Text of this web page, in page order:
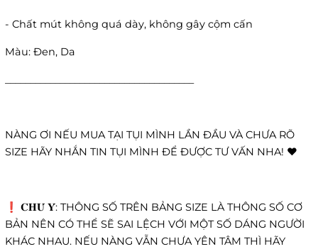
- Chất mút không quá dày, không gây cộm cấn
Màu: Đen, Da
NÀNG ƠI NẾU MUA TẠI TỤI MÌNH LẦN ĐẦU VÀ CHƯA RÕ
SIZE HÃY NHẮN TIN TỤI MÌNH ĐỂ ĐƯỢC TƯ VẤN NHA! ❤️
❗️ 𝐂𝐇𝐔́ 𝐘́: THÔNG SỐ TRÊN BẢNG SIZE LÀ THÔNG SỐ CƠ
BẢN NÊN CÓ THỂ SẼ SAI LỆCH VỚI MỘT SỐ DÁNG NGƯỜI
KHÁC NHAU. NẾU NÀNG VẪN CHƯA YÊN TÂM THÌ HÃY